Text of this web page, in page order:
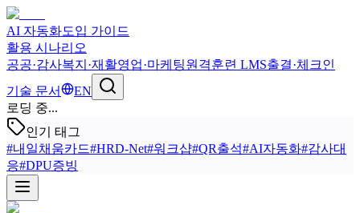
AI 자동화도입 가이드
활용 시나리오
공공·감사복지·재활영업·마케팅원격훈련 LMS출결·체크인
기술 문서
EN
로딩 중...
인기 태그
#내일채움카드#HRD-Net#워크샵#QR출석#AI자동화#감사대
응#DPU증빙